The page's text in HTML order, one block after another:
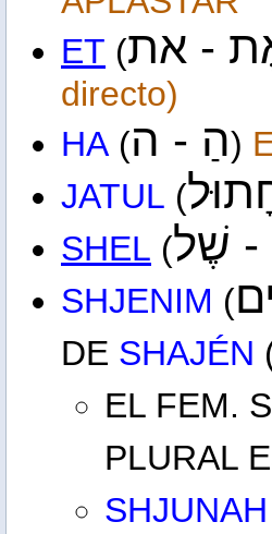
ET ( - את
directo)
HA( הַ - ה )
JATUL (
SHEL ( - שֶׁל
SHJENIM (
DE SHAJÉN
EL FEM.
PLURAL
SHJUNAH